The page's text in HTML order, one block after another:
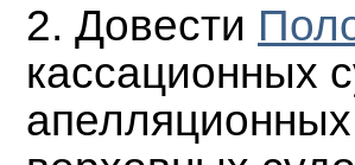
2. Довести
кассационных